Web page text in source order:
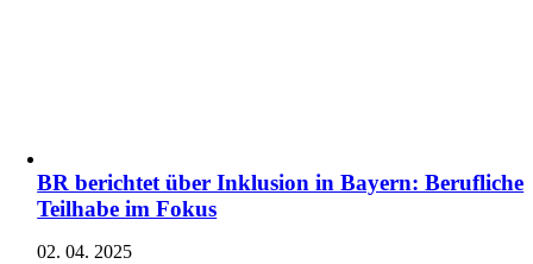
BR berichtet über Inklusion in Bayern: Berufliche
Teilhabe im Fokus
02. 04. 2025